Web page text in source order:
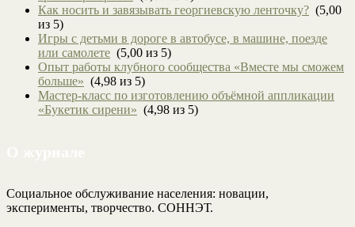
Как носить и завязывать георгиевскую ленточку? (5,00
из 5)
Игры с детьми в дороге в автобусе, в машине, поезде
или самолете (5,00 из 5)
Опыт работы клубного сообщества «Вместе мы сможем
больше» (4,98 из 5)
Мастер-класс по изготовлению объёмной аппликации
«Букетик сирени» (4,98 из 5)
Социальное обслуживание населения: новации,
эксперименты, творчество. СОННЭТ.